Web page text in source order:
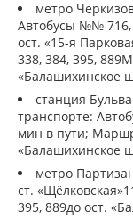
метро
Автобусы №№
ост. «15-я
338, 384, 395,
«Балашихинское
станция
транспорте:
мин в пути;
«Балашихинское
метро
ст.
395, 889до ост.